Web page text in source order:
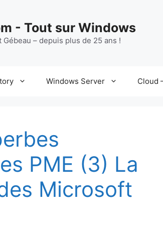
- Tout sur Windows
– depuis plus de 25 ans !
Windows Server Cloud
PME (3) La
Microsoft